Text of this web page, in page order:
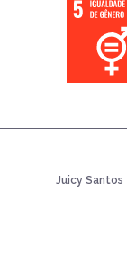
Juicy Santos